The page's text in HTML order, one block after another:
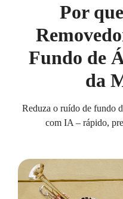
Por
Fundo de
da
Reduza o ruído de fundo
com IA – rápido,